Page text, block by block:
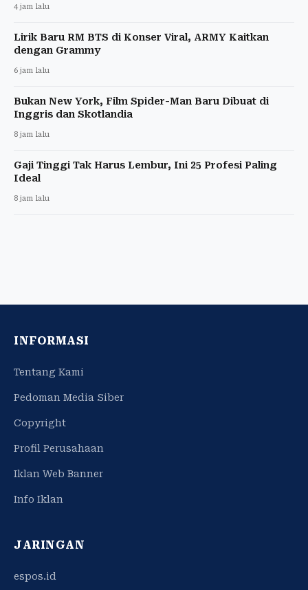
4 jam lalu
Lirik Baru RM BTS di Konser Viral, ARMY Kaitkan
dengan Grammy
6 jam lalu
Bukan New York, Film Spider-Man Baru Dibuat di
Inggris dan Skotlandia
8 jam lalu
Gaji Tinggi Tak Harus Lembur, Ini 25 Profesi Paling
Ideal
8 jam lalu
INFORMASI
Tentang Kami
Pedoman Media Siber
Copyright
Profil Perusahaan
Iklan Web Banner
Info Iklan
JARINGAN
espos.id